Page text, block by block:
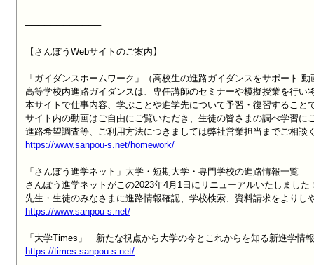
────────────
【さんぽうWebサイトのご案内】
「ガイダンスホームワーク」（高校生の進路ガイダンスをサポート
高等学校内進路ガイダンスは、専任講師のセミナーや模擬授業を行い
本サイトで仕事内容、学ぶことや進学先について予習・復習すること
サイト内の動画はご自由にご覧いただき、生徒の皆さまの調べ学習に
https://www.sanpou-s.net/homework/
「さんぽう進学ネット」大学・短期大学・専門学校の進路情報一覧
さんぽう進学ネットがこの2023年4月1日にリニューアルいたしました
https://www.sanpou-s.net/
https://times.sanpou-s.net/